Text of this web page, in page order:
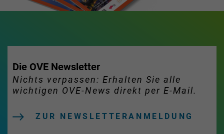
Die OVE Newsletter
Nichts verpassen: Erhalten Sie alle
wichtigen OVE-News direkt per E-Mail.
ZUR NEWSLETTERANMELDUNG